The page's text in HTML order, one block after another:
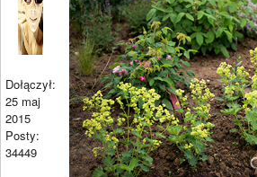
Dołączył:
25 maj
2015
Posty:
34449